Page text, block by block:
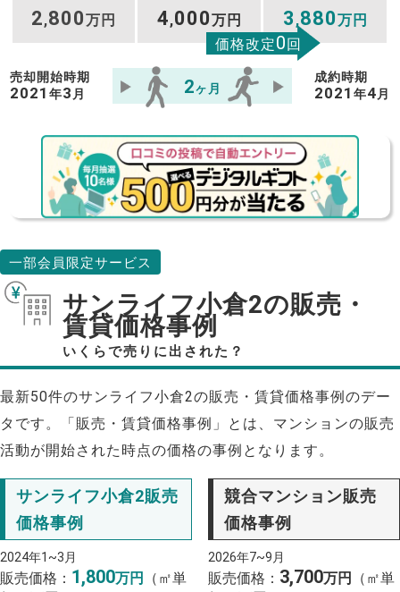
2,800万円 4,000万円 3 ,880万円
価格改定0回
売却開始時期
2021年3 月 2ヶ月
成約時期
2021 年4 月
一部会員限定サービス
サンライフ小倉2の販売・
賃貸価格事例
いくらで売りに出された？
最新50件のサンライフ小倉2の販売・賃貸価格事例のデー
タです。「販売・賃貸価格事例」とは、マンションの販売
活動が開始された時点の価格の事例となります。
サンライフ小倉2販売
価格事例
2024年1~3月
販売価格： 1,800万円
（㎡単
競合マンション販売
価格事例
2026年7~9月
販売価格： 3,700万円
（㎡単